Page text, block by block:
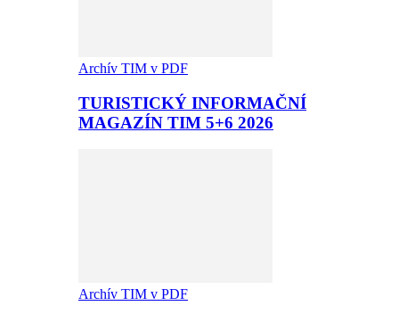
Archív TIM v PDF
TURISTICKÝ INFORMAČNÍ
MAGAZÍN TIM 5+6 2026
Archív TIM v PDF